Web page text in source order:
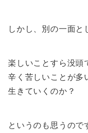
しかし、別の一面と
楽しいことすら没頭
辛く苦しいことが多
生きていくのか？
というのも思うので